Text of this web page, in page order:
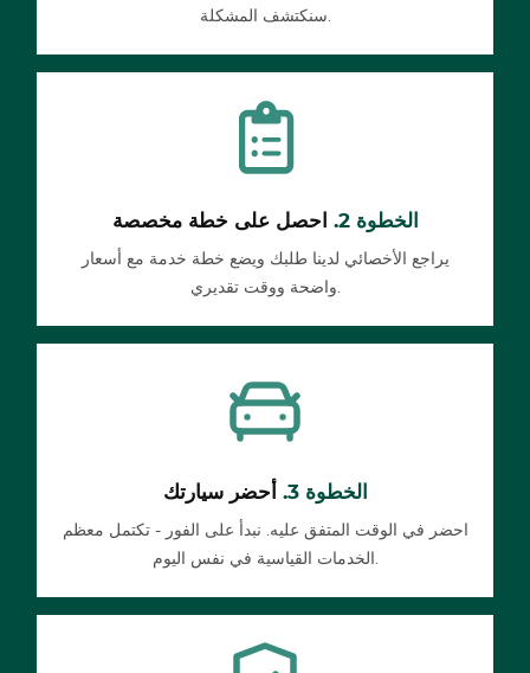
سنكتشف المشكلة.
الخطوة 2. احصل على خطة مخصصة
يراجع الأخصائي لدينا طلبك ويضع خطة خدمة مع أسعار
واضحة ووقت تقديري.
الخطوة 3. أحضر سيارتك
احضر في الوقت المتفق عليه. نبدأ على الفور - تكتمل معظم
الخدمات القياسية في نفس اليوم.